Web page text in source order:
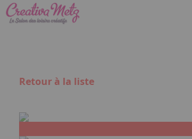
Aller au contenu principal
Retour à la liste
Panneau de gestion des cookies